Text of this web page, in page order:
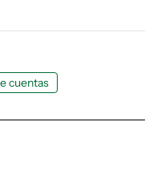
cuentas